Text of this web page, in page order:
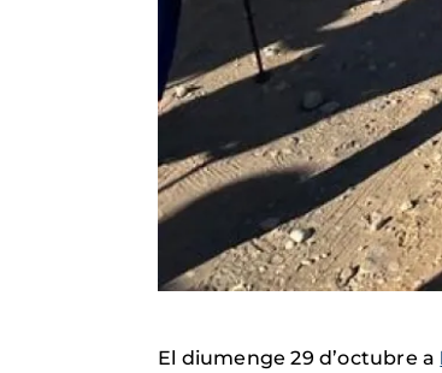
El diumenge 29 d’octubre a